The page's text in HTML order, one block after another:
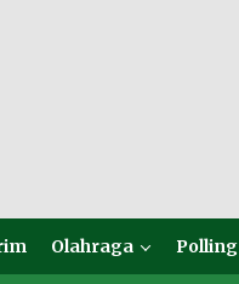
Olahraga Polling